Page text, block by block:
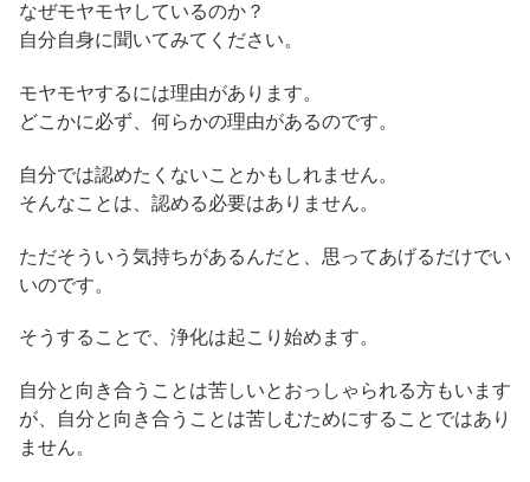
なぜモヤモヤしているのか？
自分自身に聞いてみてください。
モヤモヤするには理由があります。
どこかに必ず、何らかの理由があるのです。
自分では認めたくないことかもしれません。
そんなことは、認める必要はありません。
ただそういう気持ちがあるんだと、思ってあげるだけでい
いのです。
そうすることで、浄化は起こり始めます。
自分と向き合うことは苦しいとおっしゃられる方もいます
が、自分と向き合うことは苦しむためにすることではあり
ません。